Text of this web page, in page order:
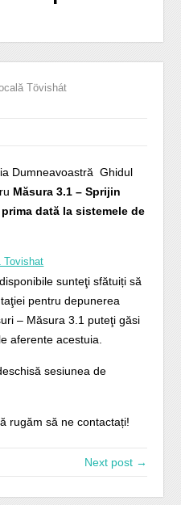
Tövishát
Dumneavoastră Ghidul
Măsura 3.1 – Sprijin
dată la sistemele de
Tovishat
sunteţi sfătuiți să
pentru depunerea
– Măsura 3.1 puteţi găsi
aferente acestuia.
sesiunea de
rugăm să ne contactați!
Next post →